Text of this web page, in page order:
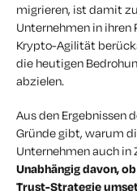
migrieren, ist damit
Unternehmen in ihren
Krypto-Agilität
die heutigen
abzielen.
Aus den Ergebnissen
Gründe gibt, warum
Unternehmen auch
Unabhängig davon,
Trust-Strategie